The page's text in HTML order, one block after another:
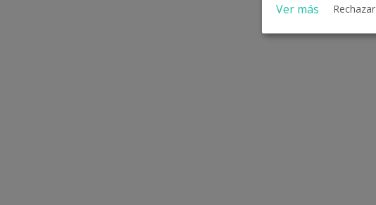
Ver más Rechazar